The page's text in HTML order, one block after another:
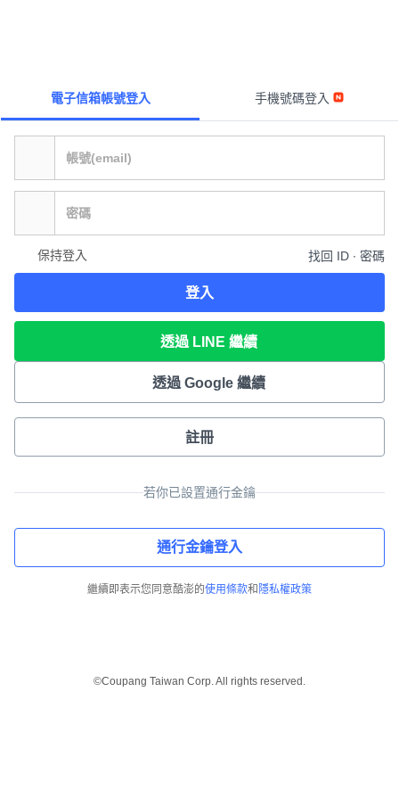
電子信箱帳號登入 手機號碼登入
保持登入 找回 ID ∙ 密碼
登入
透過 LINE 繼續
透過 Google 繼續
註冊
若你已設置通行金鑰
通行金鑰登入
繼續即表示您同意酷澎的使用條款和 隱私權政策
©Coupang Taiwan Corp. All rights reserved.